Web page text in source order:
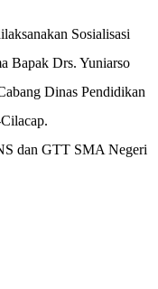
Sosialisasi
Bapak Drs. Yuniarso
Dinas Pendidikan
dan GTT SMA Negeri